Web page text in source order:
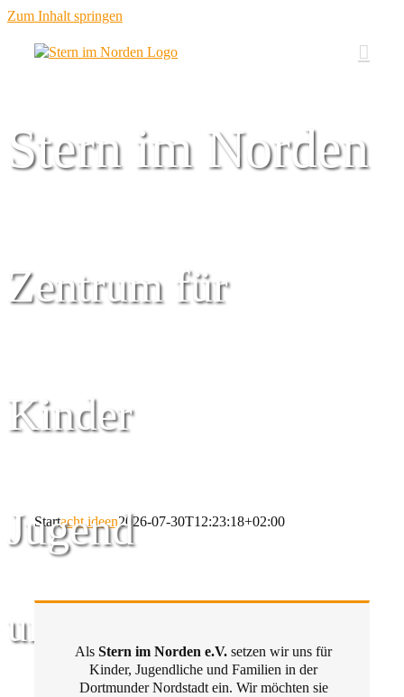
Zum Inhalt springen
Stern im Norden
Zentrum für
Kinder
Jugend
und Familie
Startacht ideen2026-07-30T12:23:18+02:00
Als Stern im Norden e.V. setzen wir uns für
Kinder, Jugendliche und Familien in der
Dortmunder Nordstadt ein. Wir möchten sie